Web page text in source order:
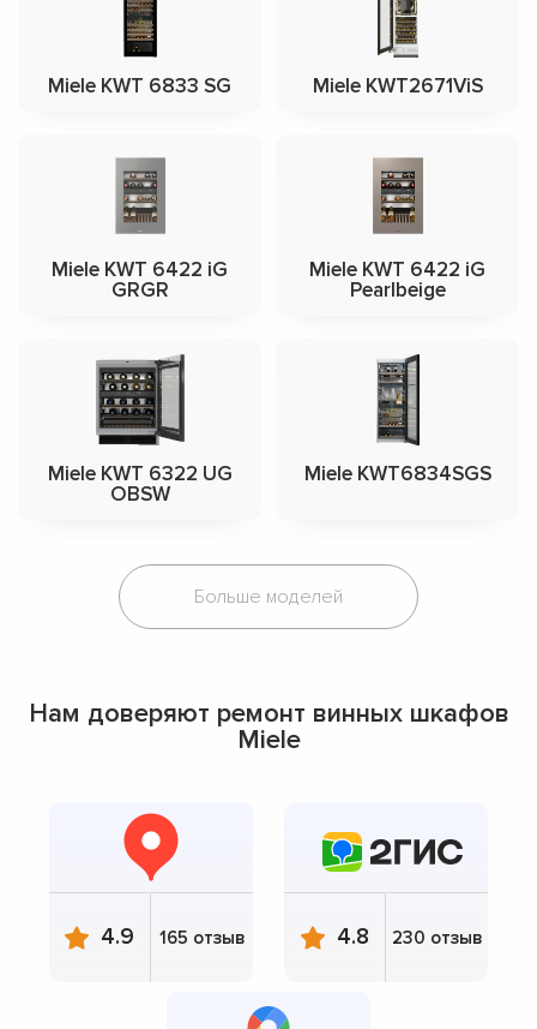
Miele KWT 6833 SG Miele KWT2671ViS
Miele KWT 6422 iG
GRGR
Miele KWT 6422 iG
Pearlbeige
Miele KWT 6322 UG
OBSW
Miele KWT6834SGS
Больше моделей
Нам доверяют ремонт винных шкафов
Miele
4.9 165 отзыв 4.8 230 отзыв